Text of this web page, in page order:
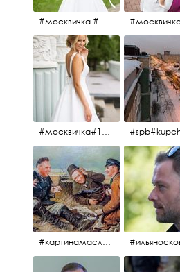
#москвичка #москвичка1990#вднх2016 #июль2016 #1990
#москвичка#1990#вднх2016#июль2016#
#картинамаслом #картина #охотники#хорошеенастроение #aplgallery